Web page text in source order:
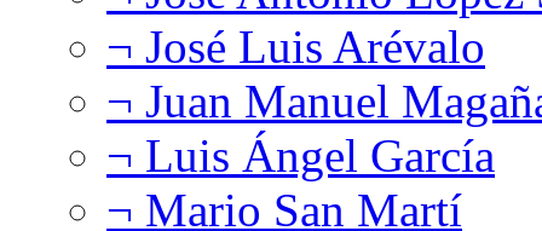
¬ José Luis Arévalo
¬ Juan Manuel
¬ Luis Ángel García
¬ Mario San Martí